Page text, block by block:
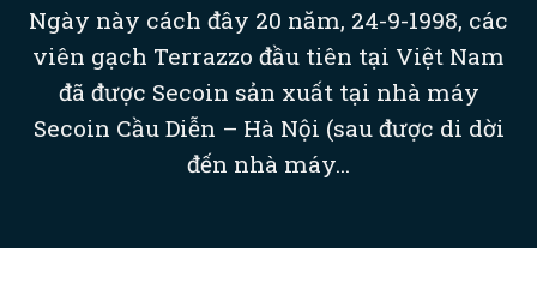
Ngày này cách đây 20 năm, 24-9-1998, các
viên gạch Terrazzo đầu tiên tại Việt Nam
đã được Secoin sản xuất tại nhà máy
Secoin Cầu Diễn – Hà Nội (sau được di dời
đến nhà máy...